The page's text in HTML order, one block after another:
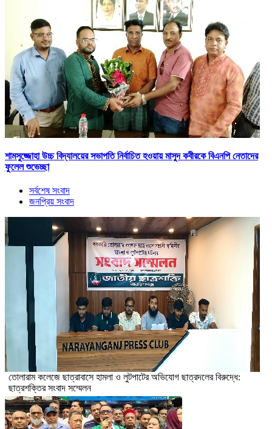
শামসুজ্জোহা উচ্চ বিদ্যালয়ের সভাপতি নির্বাচিত হওয়ায় মাসুদ কবীরকে বিএনপি নেতাদের
ফুলেল শুভেচ্ছা
সর্বশেষ সংবাদ
জনপ্রিয় সংবাদ
তোলারাম কলেজে ছাত্রাবাসে হামলা ও লুটপাটের অভিযোগ ছাত্রদলের বিরুদ্ধে:
ছাত্রশক্তির সংবাদ সম্মেলন